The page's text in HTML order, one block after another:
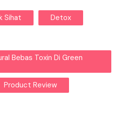
Sihat Detox
Bebas Toxin Di Green
Product Review